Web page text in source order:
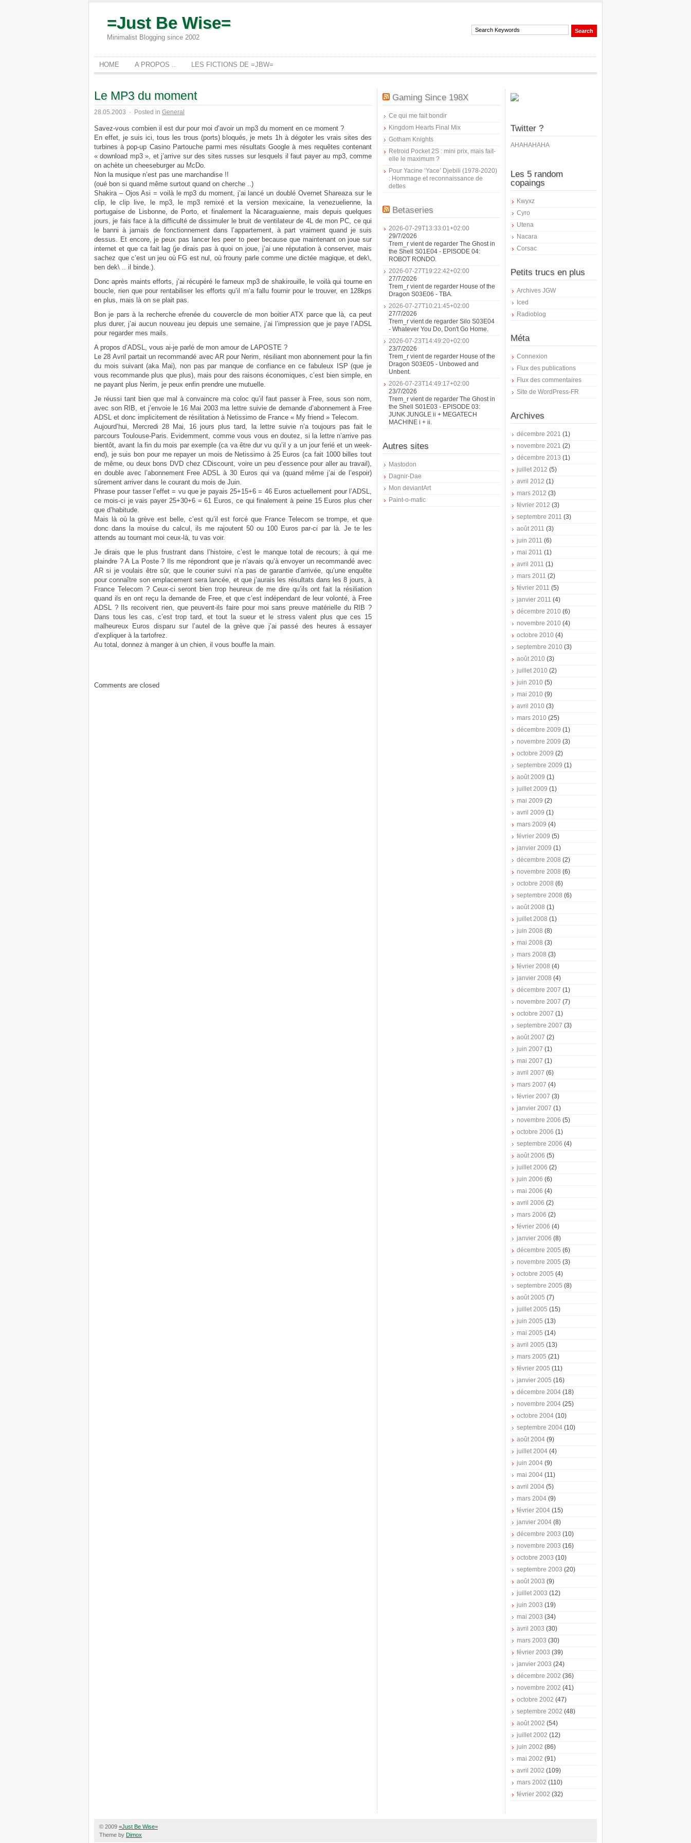
=Just Be Wise=
Minimalist Blogging since 2002
HOME A PROPOS .. LES FICTIONS DE =JBW=
Le MP3 du moment
28.05.2003 · Posted in General
Savez-vous combien il est dur pour moi d’avoir un mp3 du moment en ce moment ?
En effet, je suis ici, tous les trous (ports) bloqués, je mets 1h à dégoter les vrais sites des
turbines à pop-up Casino Partouche parmi mes résultats Google à mes requêtes contenant
« download mp3 », et j’arrive sur des sites russes sur lesquels il faut payer au mp3, comme
on achète un cheeseburger au McDo.
Non la musique n’est pas une marchandise !!
(oué bon si quand même surtout quand on cherche ..)
Shakira – Ojos Asi = voilà le mp3 du moment, j’ai lancé un doublé Overnet Shareaza sur le
clip, le clip live, le mp3, le mp3 remixé et la version mexicaine, la venezuelienne, la
portugaise de Lisbonne, de Porto, et finalement la Nicaraguaienne, mais depuis quelques
jours, je fais face à la difficulté de dissimuler le bruit de ventilateur de 4L de mon PC, ce qui
le banni à jamais de fonctionnement dans l’appartement, à part vraiment quand je suis
dessus. Et encore, je peux pas lancer les peer to peer because que maintenant on joue sur
internet et que ca fait lag (je dirais pas à quoi on joue, j’ai une réputation à conserver, mais
sachez que c’est un jeu où FG est nul, où frouny parle comme une dictée magique, et dek\,
ben dek\ .. il binde.).
Donc après maints efforts, j’ai récupéré le fameux mp3 de shakirouille, le voilà qui tourne en
boucle, rien que pour rentabiliser les efforts qu’il m’a fallu fournir pour le trouver, en 128kps
en plus, mais là on se plait pas.
Bon je pars à la recherche efrenée du couvercle de mon boitier ATX parce que là, ca peut
plus durer, j’ai aucun nouveau jeu depuis une semaine, j’ai l’impression que je paye l’ADSL
pour regarder mes mails.
A propos d’ADSL, vous ai-je parlé de mon amour de LAPOSTE ?
Le 28 Avril partait un recommandé avec AR pour Nerim, résiliant mon abonnement pour la fin
du mois suivant (aka Mai), non pas par manque de confiance en ce fabuleux ISP (que je
vous recommande plus que plus), mais pour des raisons économiques, c’est bien simple, en
ne payant plus Nerim, je peux enfin prendre une mutuelle.
Je réussi tant bien que mal à convaincre ma coloc qu’il faut passer à Free, sous son nom,
avec son RIB, et j’envoie le 16 Mai 2003 ma lettre suivie de demande d’abonnement à Free
ADSL et donc implicitement de résilitation à Netissimo de France « My friend » Telecom.
Aujourd’hui, Mercredi 28 Mai, 16 jours plus tard, la lettre suivie n’a toujours pas fait le
parcours Toulouse-Paris. Evidemment, comme vous vous en doutez, si la lettre n’arrive pas
bientôt, avant la fin du mois par exemple (ca va être dur vu qu’il y a un jour ferié et un week-
end), je suis bon pour me repayer un mois de Netissimo à 25 Euros (ca fait 1000 billes tout
de même, ou deux bons DVD chez CDiscount, voire un peu d’essence pour aller au travail),
en double avec l’abonnement Free ADSL à 30 Euros qui va (quand même j’ai de l’espoir)
sûrement arriver dans le courant du mois de Juin.
Phrase pour tasser l’effet = vu que je payais 25+15+6 = 46 Euros actuellement pour l’ADSL,
ce mois-ci je vais payer 25+30+6 = 61 Euros, ce qui finalement à peine 15 Euros plus cher
que d’habitude.
Mais là où la grève est belle, c’est qu’il est forcé que France Telecom se trompe, et que
donc dans la mouise du calcul, ils me rajoutent 50 ou 100 Euros par-ci par là. Je te les
attends au tournant moi ceux-là, tu vas voir.
Je dirais que le plus frustrant dans l’histoire, c’est le manque total de recours; à qui me
plaindre ? A La Poste ? Ils me répondront que je n’avais qu’à envoyer un recommandé avec
AR si je voulais être sûr, que le courier suivi n’a pas de garantie d’arrivée, qu’une enquête
pour connaître son emplacement sera lancée, et que j’aurais les résultats dans les 8 jours, à
France Telecom ? Ceux-ci seront bien trop heureux de me dire qu’ils ont fait la résiliation
quand ils en ont reçu la demande de Free, et que c’est indépendant de leur volonté, à Free
ADSL ? Ils recoivent rien, que peuvent-ils faire pour moi sans preuve matérielle du RIB ?
Dans tous les cas, c’est trop tard, et tout la sueur et le stress valent plus que ces 15
malheureux Euros disparu sur l’autel de la grève que j’ai passé des heures à essayer
d’expliquer à la tartofrez.
Au total, donnez à manger à un chien, il vous bouffe la main.
Comments are closed
Gaming Since 198X
Ce qui me fait bondir
Kingdom Hearts Final Mix
Gotham Knights
Retroid Pocket 2S : mini prix, mais fait-
elle le maximum ?
Pour Yacine ‘Yace’ Djebili (1978-2020)
: Hommage et reconnaissance de
dettes
Betaseries
2026-07-29T13:33:01+02:00
29/7/2026
Trem_r vient de regarder The Ghost in
the Shell S01E04 - EPISODE 04:
ROBOT RONDO.
2026-07-27T19:22:42+02:00
27/7/2026
Trem_r vient de regarder House of the
Dragon S03E06 - TBA.
2026-07-27T10:21:45+02:00
27/7/2026
Trem_r vient de regarder Silo S03E04
- Whatever You Do, Don't Go Home.
2026-07-23T14:49:20+02:00
23/7/2026
Trem_r vient de regarder House of the
Dragon S03E05 - Unbowed and
Unbent.
2026-07-23T14:49:17+02:00
23/7/2026
Trem_r vient de regarder The Ghost in
the Shell S01E03 - EPISODE 03:
JUNK JUNGLE ii + MEGATECH
MACHINE i + ii.
Autres sites
Mastodon
Dagnir-Dae
Mon deviantArt
Paint-o-matic
Twitter ?
AHAHAHAHA
Les 5 random
copaings
Kwyxz
Cyro
Utena
Nacara
Corsac
Petits trucs en plus
Archives JGW
Iced
Radioblog
Méta
Connexion
Flux des publications
Flux des commentaires
Site de WordPress-FR
Archives
décembre 2021 (1)
novembre 2021 (2)
décembre 2013 (1)
juillet 2012 (5)
avril 2012 (1)
mars 2012 (3)
février 2012 (3)
septembre 2011 (3)
août 2011 (3)
juin 2011 (6)
mai 2011 (1)
avril 2011 (1)
mars 2011 (2)
février 2011 (5)
janvier 2011 (4)
décembre 2010 (6)
novembre 2010 (4)
octobre 2010 (4)
septembre 2010 (3)
août 2010 (3)
juillet 2010 (2)
juin 2010 (5)
mai 2010 (9)
avril 2010 (3)
mars 2010 (25)
décembre 2009 (1)
novembre 2009 (3)
octobre 2009 (2)
septembre 2009 (1)
août 2009 (1)
juillet 2009 (1)
mai 2009 (2)
avril 2009 (1)
mars 2009 (4)
février 2009 (5)
janvier 2009 (1)
décembre 2008 (2)
novembre 2008 (6)
octobre 2008 (6)
septembre 2008 (6)
août 2008 (1)
juillet 2008 (1)
juin 2008 (8)
mai 2008 (3)
mars 2008 (3)
février 2008 (4)
janvier 2008 (4)
décembre 2007 (1)
novembre 2007 (7)
octobre 2007 (1)
septembre 2007 (3)
août 2007 (2)
juin 2007 (1)
mai 2007 (1)
avril 2007 (6)
mars 2007 (4)
février 2007 (3)
janvier 2007 (1)
novembre 2006 (5)
octobre 2006 (1)
septembre 2006 (4)
août 2006 (5)
juillet 2006 (2)
juin 2006 (6)
mai 2006 (4)
avril 2006 (2)
mars 2006 (2)
février 2006 (4)
janvier 2006 (8)
décembre 2005 (6)
novembre 2005 (3)
octobre 2005 (4)
septembre 2005 (8)
août 2005 (7)
juillet 2005 (15)
juin 2005 (13)
mai 2005 (14)
avril 2005 (13)
mars 2005 (21)
février 2005 (11)
janvier 2005 (16)
décembre 2004 (18)
novembre 2004 (25)
octobre 2004 (10)
septembre 2004 (10)
août 2004 (9)
juillet 2004 (4)
juin 2004 (9)
mai 2004 (11)
avril 2004 (5)
mars 2004 (9)
février 2004 (15)
janvier 2004 (8)
décembre 2003 (10)
novembre 2003 (16)
octobre 2003 (10)
septembre 2003 (20)
août 2003 (9)
juillet 2003 (12)
juin 2003 (19)
mai 2003 (34)
avril 2003 (30)
mars 2003 (30)
février 2003 (39)
janvier 2003 (24)
décembre 2002 (36)
novembre 2002 (41)
octobre 2002 (47)
septembre 2002 (48)
août 2002 (54)
juillet 2002 (12)
juin 2002 (86)
mai 2002 (91)
avril 2002 (109)
mars 2002 (110)
février 2002 (32)
© 2009 =Just Be Wise=
Theme by Dimox